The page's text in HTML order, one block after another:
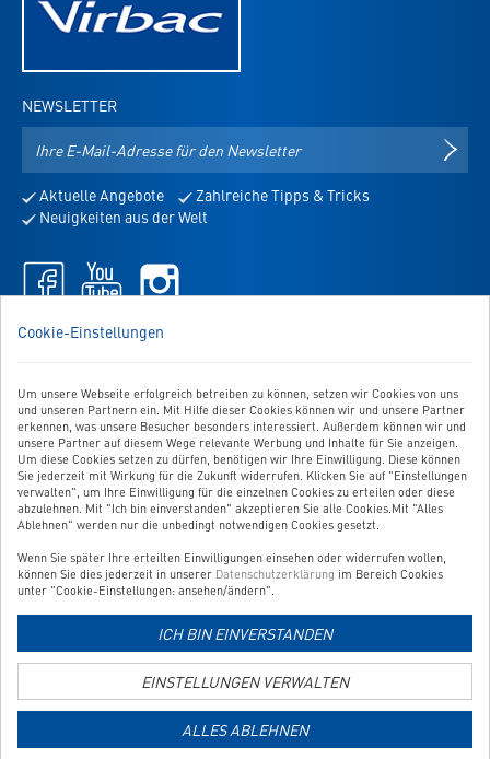
Cookie-Einstellungen
Um unsere Webseite erfolgreich betreiben zu können, setzen wir Cookies von uns
und unseren Partnern ein. Mit Hilfe dieser Cookies können wir und unsere Partner
erkennen, was unsere Besucher besonders interessiert. Außerdem können wir und
unsere Partner auf diesem Wege relevante Werbung und Inhalte für Sie anzeigen.
Um diese Cookies setzen zu dürfen, benötigen wir Ihre Einwilligung. Diese können
Sie jederzeit mit Wirkung für die Zukunft widerrufen. Klicken Sie auf "Einstellungen
verwalten", um Ihre Einwilligung für die einzelnen Cookies zu erteilen oder diese
abzulehnen. Mit "Ich bin einverstanden" akzeptieren Sie alle Cookies.Mit "Alles
Ablehnen" werden nur die unbedingt notwendigen Cookies gesetzt.
Wenn Sie später Ihre erteilten Einwilligungen einsehen oder widerrufen wollen,
können Sie dies jederzeit in unserer Datenschutzerklärung im Bereich Cookies
unter "Cookie-Einstellungen: ansehen/ändern".
ICH BIN EINVERSTANDEN
EINSTELLUNGEN VERWALTEN
ALLES ABLEHNEN
NEWSLETTER
Mail-
für
den
Aktuelle Angebote
Zahlreiche Tipps & Tricks
Neuigkeiten aus der Welt
Facebook
-
in
Youtube
-
in
-
WIR SIND FÜR SIE DA!
Sie haben Fragen, Anregungen oder Ähnliches? Dann schreiben
Zum Kontaktformular
BESTELLUNG WIDERRUFEN
UNSER SERVICE
UNSERE TOP-KATEGORIEN
GEPRÜFTE QUALITÄT
zur